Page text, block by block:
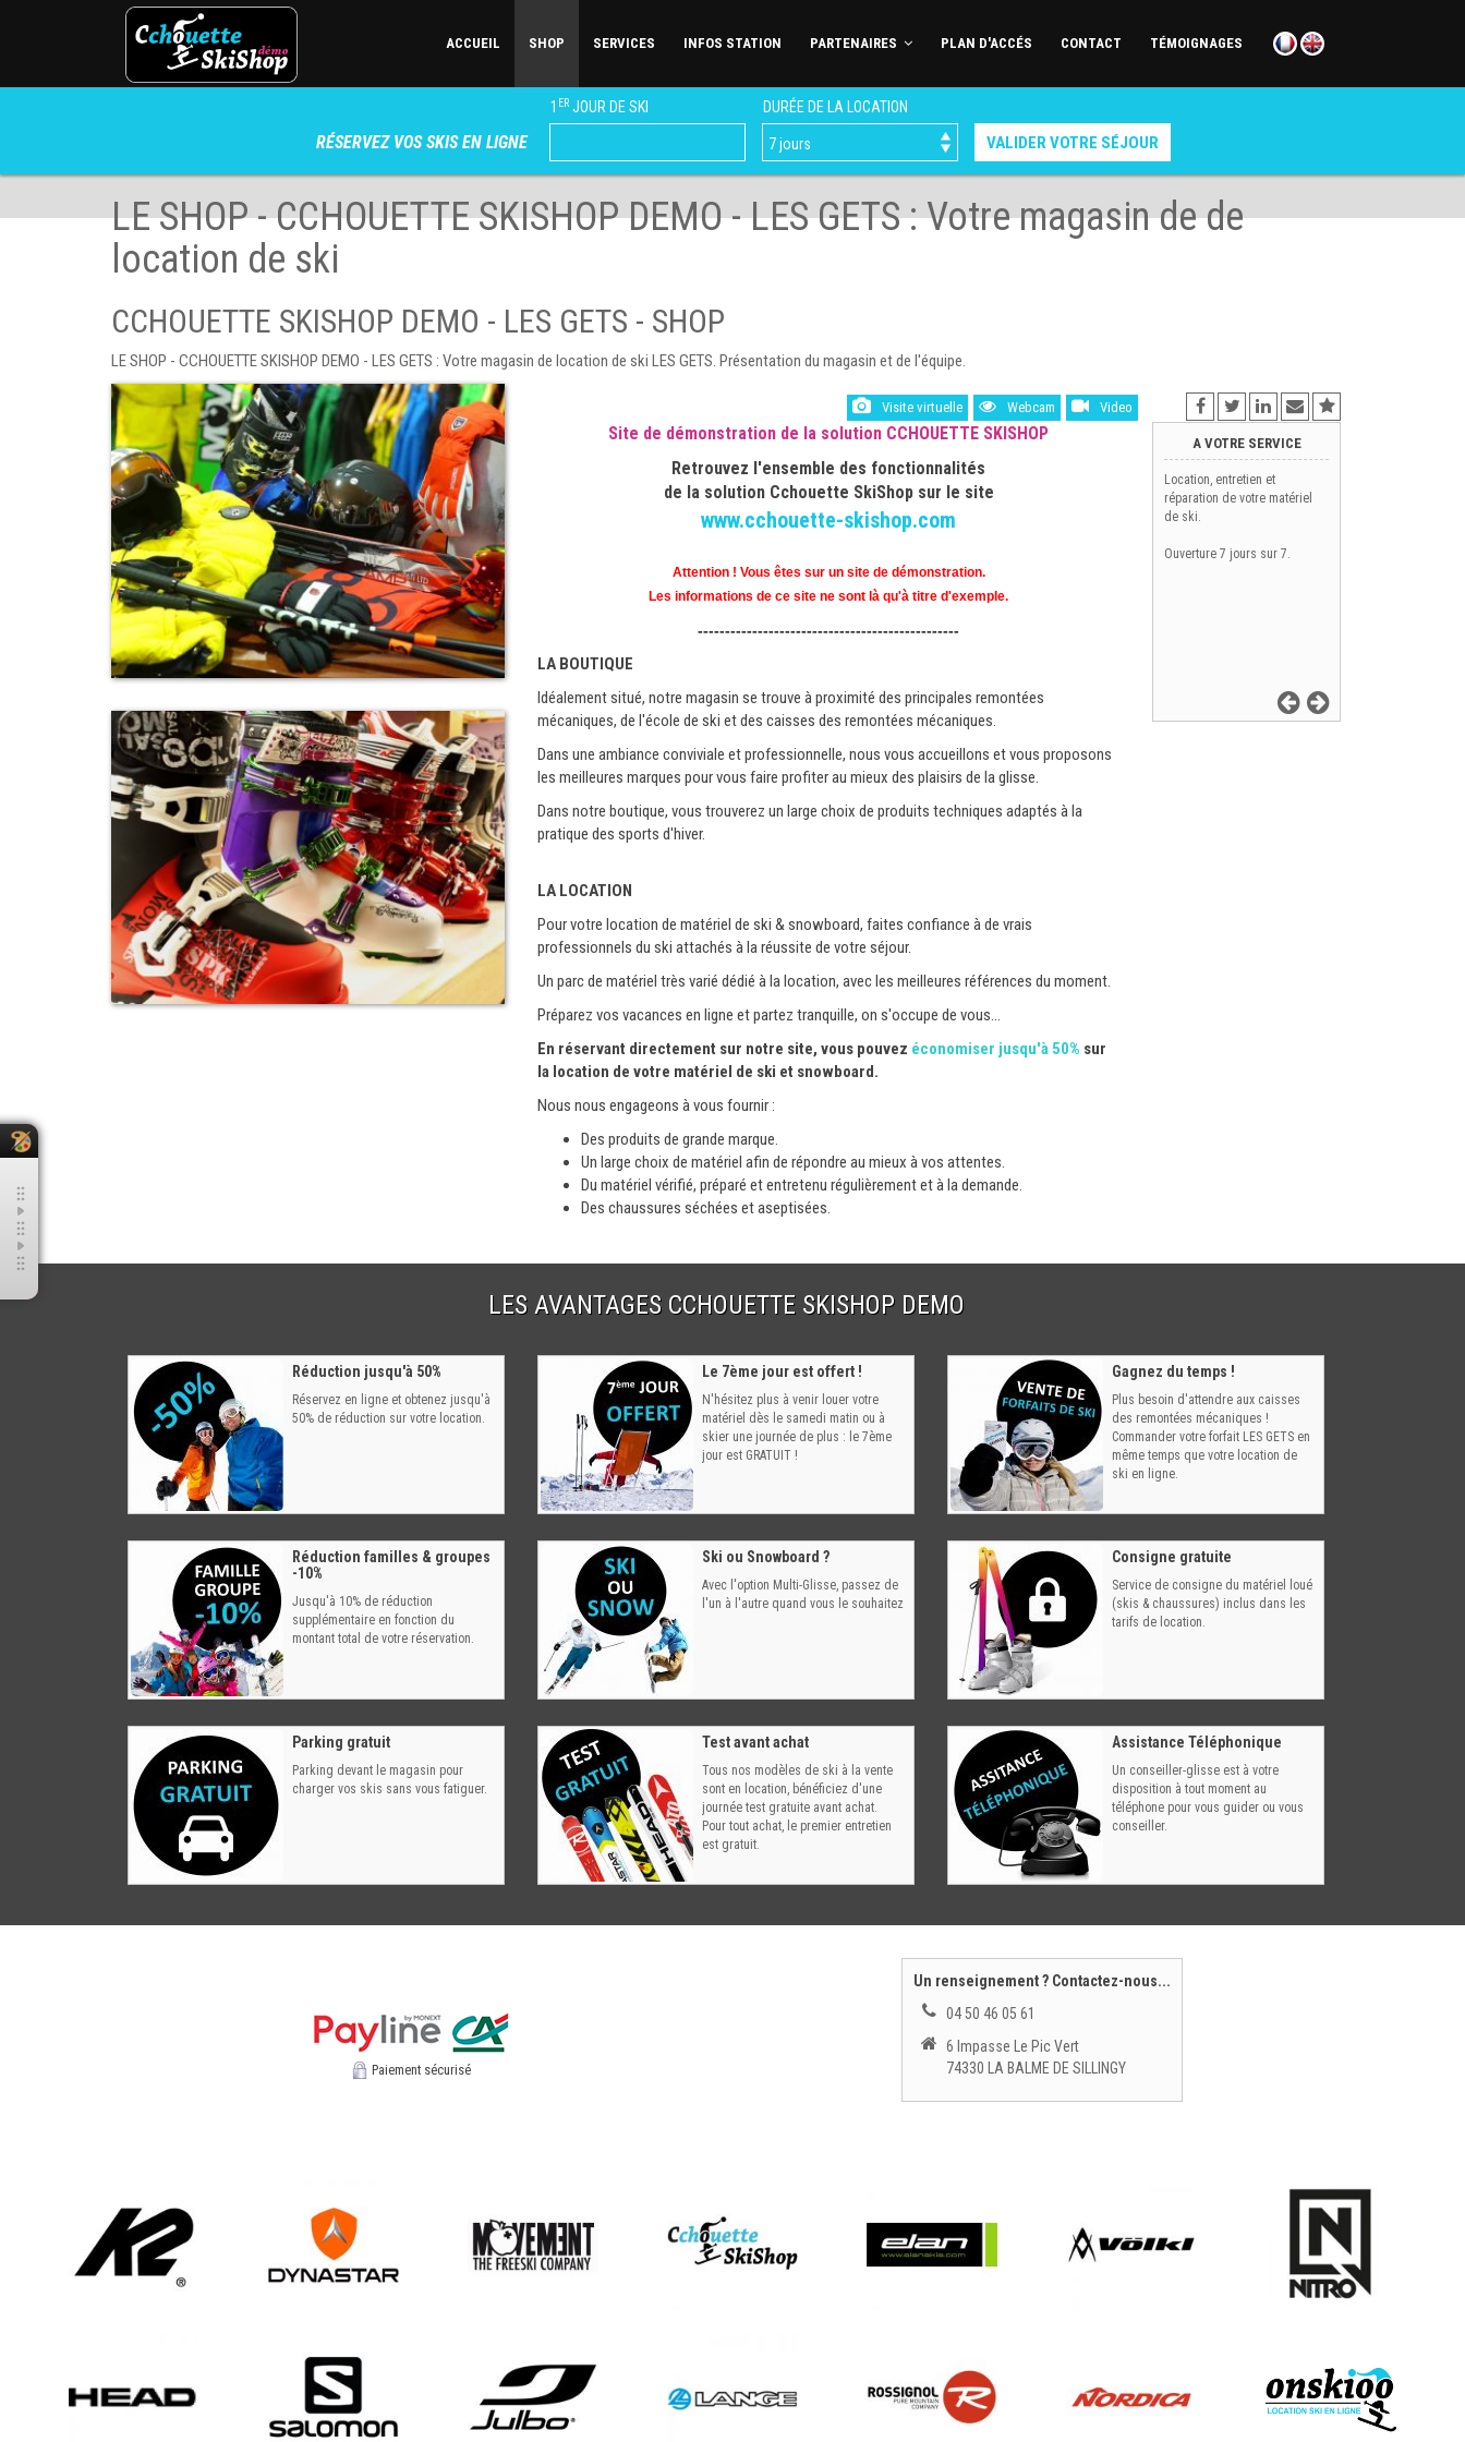
ACCUEIL SHOP SERVICES INFOS STATION PARTENAIRES PLAN D'ACCÉS CONTACT TÉMOIGNAGES
RÉSERVEZ VOS SKIS EN LIGNE
1 ER JOUR DE SKI DURÉE DE LA LOCATION
LE SHOP - CCHOUETTE SKISHOP DEMO - LES GETS : Votre magasin de de
location de ski
CCHOUETTE SKISHOP DEMO - LES GETS - SHOP
LE SHOP - CCHOUETTE SKISHOP DEMO - LES GETS : Votre magasin de location de ski LES GETS. Présentation du magasin et de l'équipe.
SHOP Visite virtuelle Webcam Video
Site de démonstration de la solution CCHOUETTE SKISHOP
Retrouvez l'ensemble des fonctionnalités
de la solution Cchouette SkiShop sur le site
www.cchouette-skishop.com
Attention ! Vous êtes sur un site de démonstration.
Les informations de ce site ne sont là qu'à titre d'exemple.
------------------------------------------------
LA BOUTIQUE
Idéalement situé, notre magasin se trouve à proximité des principales remontées
mécaniques, de l'école de ski et des caisses des remontées mécaniques.
Dans une ambiance conviviale et professionnelle, nous vous accueillons et vous proposons
les meilleures marques pour vous faire profiter au mieux des plaisirs de la glisse.
Dans notre boutique, vous trouverez un large choix de produits techniques adaptés à la
pratique des sports d'hiver.
LA LOCATION
Pour votre location de matériel de ski & snowboard, faites confiance à de vrais
professionnels du ski attachés à la réussite de votre séjour.
Un parc de matériel très varié dédié à la location, avec les meilleures références du moment.
Préparez vos vacances en ligne et partez tranquille, on s'occupe de vous...
En réservant directement sur notre site, vous pouvez économiser jusqu'à 50% sur
la location de votre matériel de ski et snowboard.
Nous nous engageons à vous fournir :
Des produits de grande marque.
Un large choix de matériel afin de répondre au mieux à vos attentes.
Du matériel vérifié, préparé et entretenu régulièrement et à la demande.
Des chaussures séchées et aseptisées.
A VOTRE SERVICE
Location, entretien et
réparation de votre matériel
de ski.
Ouverture 7 jours sur 7.
LES AVANTAGES CCHOUETTE SKISHOP DEMO
Réduction jusqu'à 50%
Réservez en ligne et obtenez jusqu'à
50% de réduction sur votre location.
Le 7ème jour est offert !
N'hésitez plus à venir louer votre
matériel dès le samedi matin ou à
skier une journée de plus : le 7ème
jour est GRATUIT !
Gagnez du temps !
Plus besoin d'attendre aux caisses
des remontées mécaniques !
Commander votre forfait LES GETS en
même temps que votre location de
ski en ligne.
Réduction familles & groupes
-10%
Jusqu'à 10% de réduction
supplémentaire en fonction du
montant total de votre réservation.
Ski ou Snowboard ?
Avec l'option Multi-Glisse, passez de
l'un à l'autre quand vous le souhaitez
Consigne gratuite
Service de consigne du matériel loué
(skis & chaussures) inclus dans les
tarifs de location.
Parking gratuit
Parking devant le magasin pour
charger vos skis sans vous fatiguer.
Test avant achat
Tous nos modèles de ski à la vente
sont en location, bénéficiez d'une
journée test gratuite avant achat.
Pour tout achat, le premier entretien
est gratuit.
Assistance Téléphonique
Un conseiller-glisse est à votre
disposition à tout moment au
téléphone pour vous guider ou vous
conseiller.
Paiement sécurisé
Un renseignement ? Contactez-nous...
04 50 46 05 61
6 Impasse Le Pic Vert
74330 LA BALME DE SILLINGY